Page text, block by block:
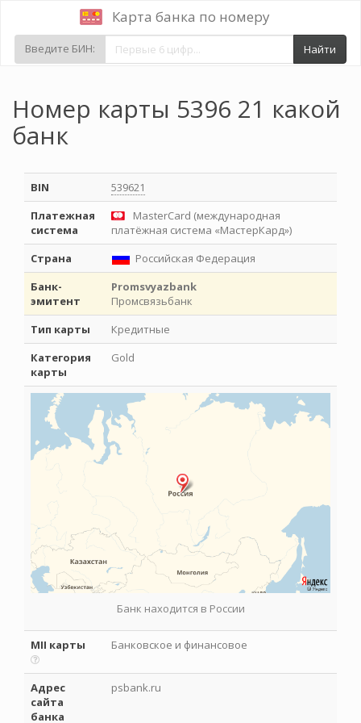
Карта банка по номеру
Введите БИН: Найти
Номер карты 5396 21 какой
банк
BIN
539621
Платежная
система
MasterCard (международная
платёжная система «МастерКард»)
Страна
Российская Федерация
Банк-
эмитент
Promsvyazbank
Промсвязьбанк
Тип карты
Кредитные
Категория
карты
Gold
Банк находится в России
MII карты Банковское и финансовое
Адрес
сайта
банка
psbank.ru